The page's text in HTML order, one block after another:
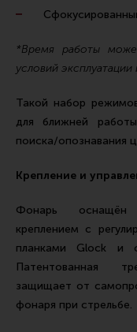
*Время работы
условий эксплуатации
Такой набор
для ближней
поиска/опознавания
Крепление и
Фонарь оснащён
креплением с
планками Glock и
Патентованная
защищает от
фонаря при стрельбе.